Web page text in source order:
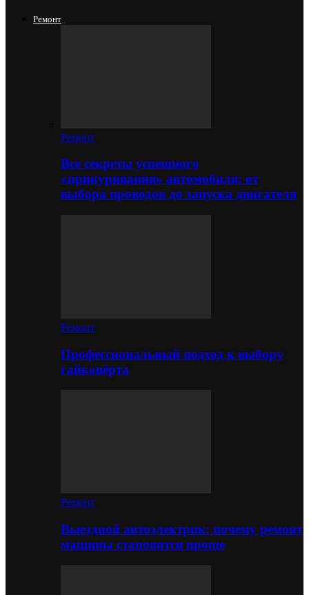
Ремонт
Ремонт
Все секреты успешного
«прикуривания» автомобиля: от
выбора проводов до запуска двигателя
Ремонт
Профессиональный подход к выбору
гайковёрта
Ремонт
Выездной автоэлектрик: почему ремонт
машины становится проще